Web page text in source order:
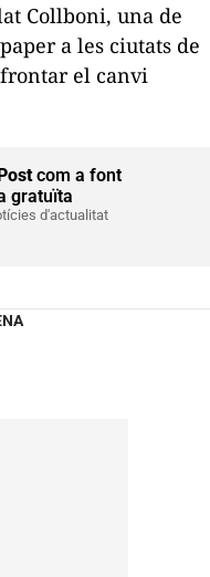
Collboni, una de
a les ciutats de
el canvi
com a font
gratuïta
d'actualitat